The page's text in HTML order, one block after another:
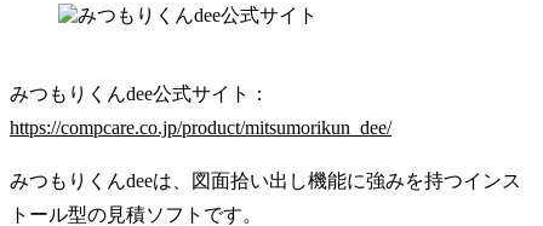
みつもりくんdee公式サイト：
https://compcare.co.jp/product/mitsumorikun_dee/
みつもりくんdeeは、図面拾い出し機能に強みを持つインス
トール型の見積ソフトです。